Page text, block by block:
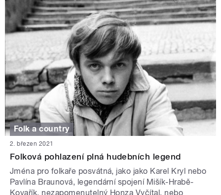
Folk a country
2. březen 2021
Folková pohlazení plná hudebních legend
Jména pro folkaře posvátná, jako jako Karel Kryl nebo
Pavlína Braunová, legendární spojení Mišík-Hrabě-
Kovařík, nezapomenutelný Honza Vyčítal, nebo